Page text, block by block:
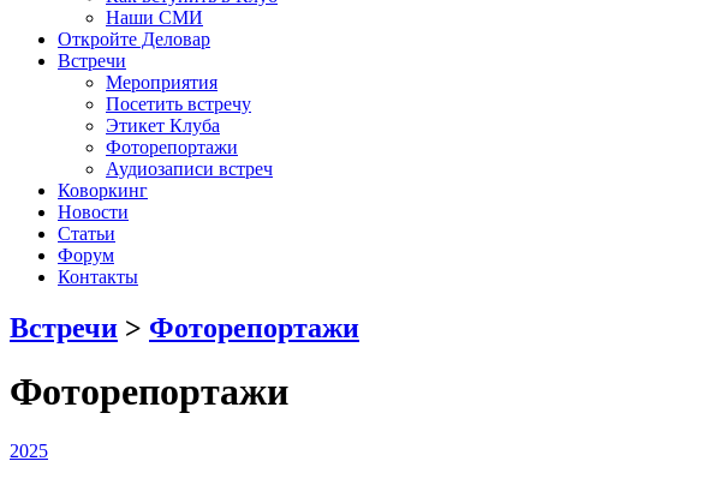
Наши СМИ
Откройте Деловар
Встречи
Мероприятия
Посетить встречу
Этикет Клуба
Фоторепортажи
Аудиозаписи встреч
Коворкинг
Новости
Статьи
Форум
Контакты
Встречи > Фоторепортажи
Фоторепортажи
2025